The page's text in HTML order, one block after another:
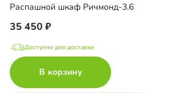
Распашной шкаф Ричмонд-3.6
35 450
Доступно для доставки
В корзину